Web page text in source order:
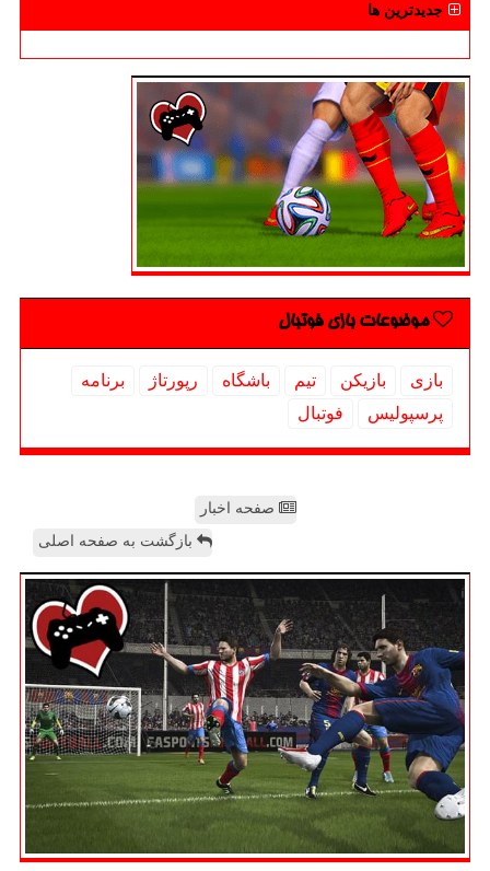
جدیدترین ها
موضوعات بازی فوتبال
بازی بازیكن تیم باشگاه رپورتاژ
برنامه
پرسپولیس
فوتبال
صفحه اخبار
بازگشت به صفحه اصلی